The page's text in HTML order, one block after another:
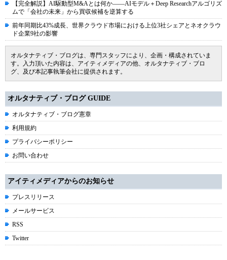
【完全解説】AI駆動型M&Aとは何か――AIモデル＋Deep Researchアルゴリズ
ムで「会社の未来」から買収候補を逆算する
前年同期比43%成長、世界クラウド市場における上位3社シェアとネオクラウ
ド企業9社の影響
オルタナティブ・ブログは、専門スタッフにより、企画・構成されていま
す。入力頂いた内容は、アイティメディアの他、オルタナティブ・ブロ
グ、及び本記事執筆会社に提供されます。
オルタナティブ・ブログ GUIDE
オルタナティブ・ブログ憲章
利用規約
プライバシーポリシー
お問い合わせ
アイティメディアからのお知らせ
プレスリリース
メールサービス
RSS
Twitter